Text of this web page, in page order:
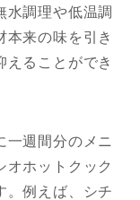
水調理や低温調
本来の味を引き
えることができ
一週間分のメニ
オホットクック
。例えば、シチ